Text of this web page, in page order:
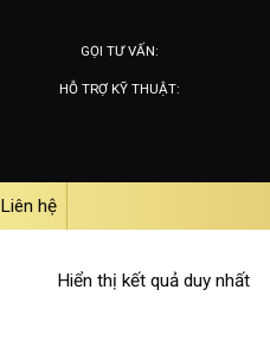
GỌI TƯ VẤN:
HỖ TRỢ KỸ THUẬT:
Liên hệ
Hiển thị kết quả duy nhất